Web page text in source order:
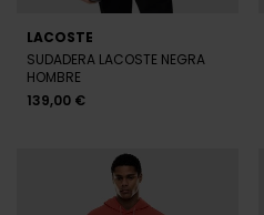
LACOSTE
SUDADERA LACOSTE NEGRA
HOMBRE
139,00 €